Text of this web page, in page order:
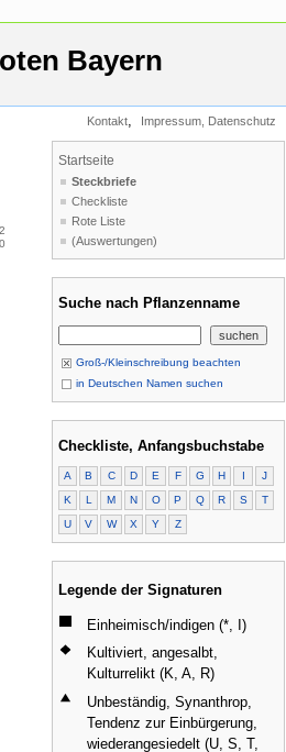
Bayern
Kontakt, Impressum, Datenschutz
Startseite
Steckbriefe
Checkliste
Rote Liste
(Auswertungen)
Suche nach Pflanzenname
Groß-/Kleinschreibung beachten
in Deutschen Namen suchen
Checkliste, Anfangsbuchstabe
A B C D E F G H I
J
K
L M N O P Q R S
T
U
V W X Y Z
Legende der Signaturen
Einheimisch/indigen (*, I)
Kultiviert, angesalbt,
Kulturrelikt (K, A, R)
Unbeständig, Synanthrop,
Tendenz zur Einbürgerung,
wiederangesiedelt (U, S, T,